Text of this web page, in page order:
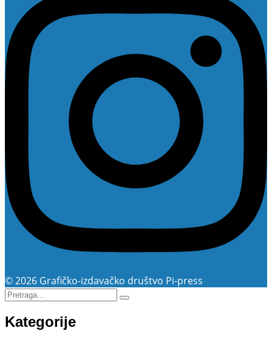
© 2026 Grafičko-izdavačko društvo Pi-press
Kategorije